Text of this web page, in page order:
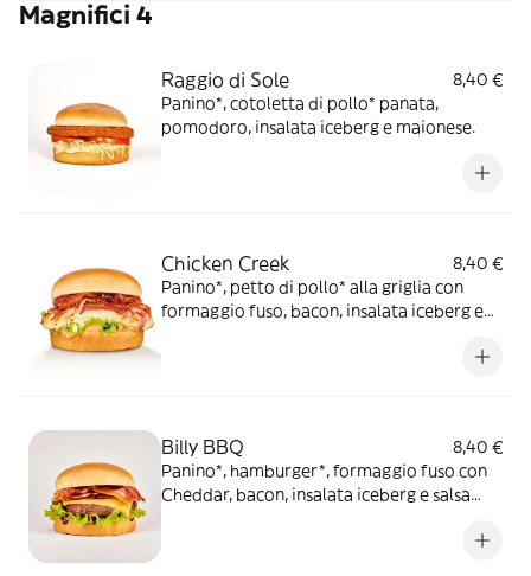
Magnifici 4
Raggio di Sole
8,40 €
Panino*, cotoletta di pollo* panata,
pomodoro, insalata iceberg e maionese.
Chicken Creek
8,40 €
Panino*, petto di pollo* alla griglia con
formaggio fuso, bacon, insalata iceberg e
Billy BBQ
8,40 €
Panino*, hamburger*, formaggio fuso con
Cheddar, bacon, insalata iceberg e salsa